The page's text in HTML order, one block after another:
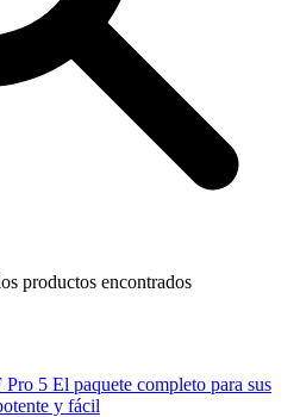
productos encontrados
Pro 5 El paquete completo para sus
y fácil